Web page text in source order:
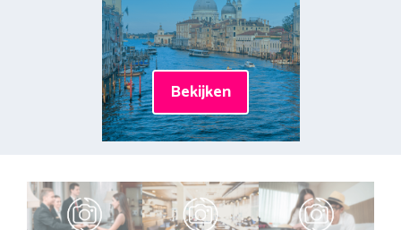
Bekijken